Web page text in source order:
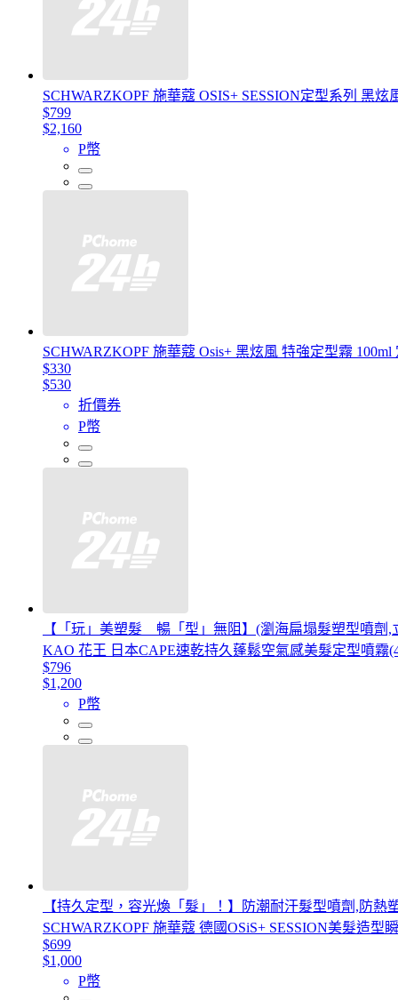
SCHWARZKOPF 施華蔻 OSIS+ SESSION定型系列 黑
$799
$2,160
P幣
SCHWARZKOPF 施華蔻 Osis+ 黑炫風 特強定型霧
$330
$530
折價券
P幣
【「玩」美塑髮 暢「型」無阻】(瀏海扁塌髮塑型噴劑
KAO 花王 日本CAPE速乾持久蓬鬆空氣感美髮定型噴霧
$796
$1,200
P幣
【持久定型，容光煥「髮」！】防潮耐汗髮型噴劑,防熱
SCHWARZKOPF 施華蔻 德國OSiS+ SESSION美髮造
$699
$1,000
P幣